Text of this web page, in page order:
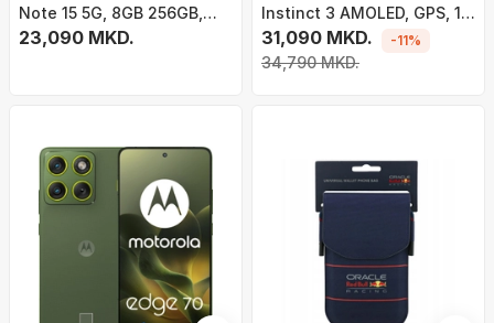
Note 15 5G, 8GB 256GB,
AMOLED 120Hz, Glacier
23,090 MKD.
Instinct 3 AMOLED, GPS, 10
ATM, e zezë
31,090 MKD.
34,790 MKD.
-11%